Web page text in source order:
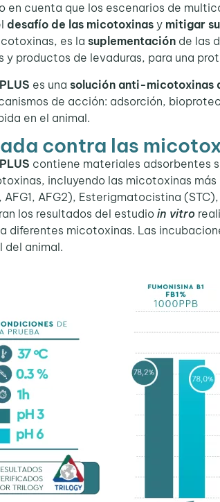
cuenta que los escenarios de
desafío de las micotoxinas y mitigar
es la suplementación de las
productos de levaduras, para una
PLUS es una solución anti-micotoxinas
de acción: adsorción,
en el animal.
contra las
PLUS contiene materiales adsorbentes
incluyendo las micotoxinas
AFG1, AFG2), Esterigmatocistina
los resultados del estudioin vitro
diferentes micotoxinas. Las
animal.